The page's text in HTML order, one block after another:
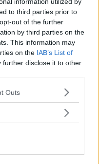
to third parties prior to
out of the further
by third parties on the
This information may
on the IAB’s List of
further disclose it to other
one or more Google
You may click to
in below Google
Outs